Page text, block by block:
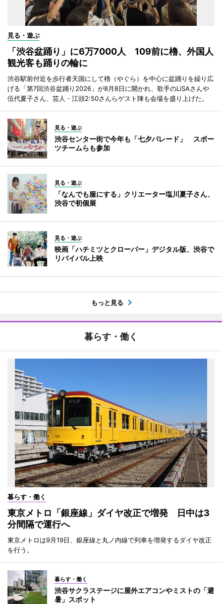
見る・遊ぶ
「渋谷盆踊り」に6万7000人 109前に櫓、外国人
観光客も踊りの輪に
渋谷駅前付近を歩行者天国にして櫓（やぐら）を中心に盆踊りを繰り広
げる「第7回渋谷盆踊り2026」が8月8日に開かれ、歌手のLiSAさんや
伍代夏子さん、芸人・江頭2:50さんらゲスト陣も会場を盛り上げた。
見る・遊ぶ
渋谷センター街で今年も「七夕パレード」 スポー
ツチームらも参加
見る・遊ぶ
「なんでも服にする」クリエーター塩川夏子さん、
渋谷で初個展
見る・遊ぶ
映画「ハチミツとクローバー」デジタル版、渋谷で
リバイバル上映
もっと見る
暮らす・働く
暮らす・働く
東京メトロ「銀座線」ダイヤ改正で増発 日中は3
分間隔で運行へ
東京メトロは9月19日、銀座線と丸ノ内線で列車を増発するダイヤ改正
を行う。
暮らす・働く
渋谷サクラステージに屋外エアコンやミストの「避
暑」スポット